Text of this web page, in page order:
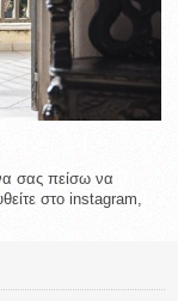
σας πείσω να
στο instagram,